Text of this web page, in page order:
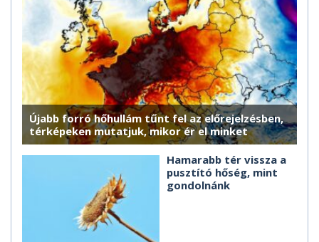
Újabb forró hőhullám tűnt fel az előrejelzésben,
térképeken mutatjuk, mikor ér el minket
Hamarabb tér vissza a
pusztító hőség, mint
gondolnánk